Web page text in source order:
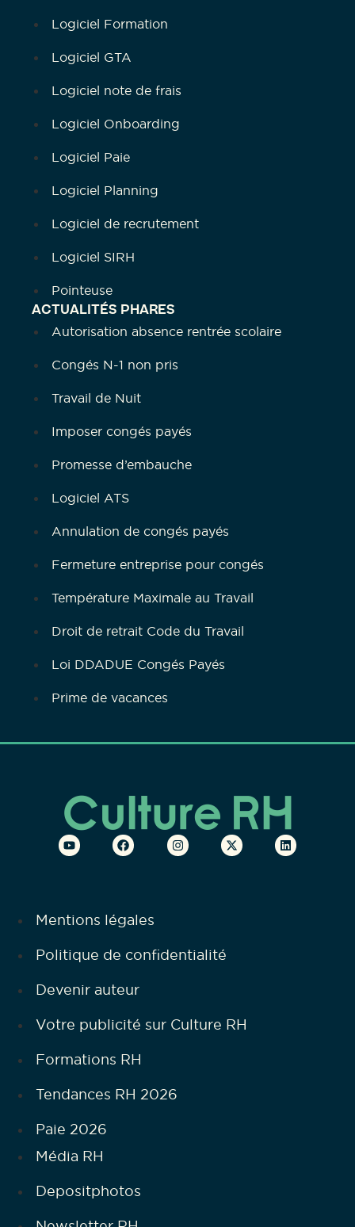
Logiciel Formation
Logiciel GTA
Logiciel note de frais
Logiciel Onboarding
Logiciel Paie
Logiciel Planning
Logiciel de recrutement
Logiciel SIRH
Pointeuse
ACTUALITÉS PHARES
Autorisation absence rentrée scolaire
Congés N-1 non pris
Travail de Nuit
Imposer congés payés
Promesse d’embauche
Logiciel ATS
Annulation de congés payés
Fermeture entreprise pour congés
Température Maximale au Travail
Droit de retrait Code du Travail
Loi DDADUE Congés Payés
Prime de vacances
Mentions légales
Politique de confidentialité
Devenir auteur
Votre publicité sur Culture RH
Formations RH
Tendances RH 2026
Paie 2026
Média RH
Depositphotos